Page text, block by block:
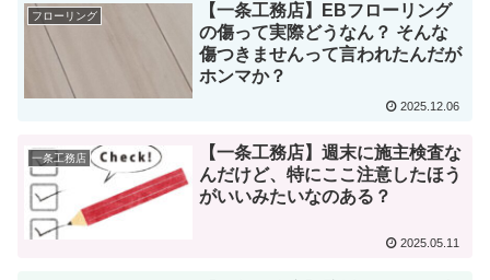
フローリング
【一条工務店】EBフローリング
の傷って実際どうなん？ そんな
傷つきませんって言われたんだが
ホンマか？
2025.12.06
一条工務店
【一条工務店】週末に施主検査な
んだけど、特にここ注意したほう
がいいみたいなのある？
2025.05.11